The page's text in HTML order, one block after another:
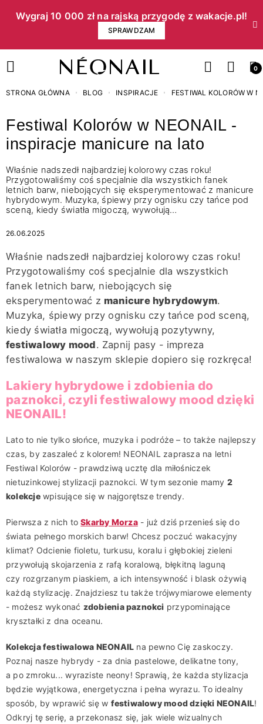
Wygraj 10 000 zł na rajską przygodę z wakacje.pl!​
SPRAWDZAM
0
STRONA GŁÓWNA BLOG INSPIRACJE FESTIWAL KOLORÓW W
Festiwal Kolorów w NEONAIL -
inspiracje manicure na lato
Właśnie nadszedł najbardziej kolorowy czas roku!
Przygotowaliśmy coś specjalnie dla wszystkich fanek
letnich barw, niebojących się eksperymentować z manicure
hybrydowym. Muzyka, śpiewy przy ognisku czy tańce pod
sceną, kiedy światła migoczą, wywołują…
26.06.2025
Właśnie nadszedł najbardziej kolorowy czas roku!
Przygotowaliśmy coś specjalnie dla wszystkich
fanek letnich barw, niebojących się
eksperymentować z manicure hybrydowym.
Muzyka, śpiewy przy ognisku czy tańce pod sceną,
kiedy światła migoczą, wywołują pozytywny,
festiwalowy mood. Zapnij pasy - impreza
festiwalowa w naszym sklepie dopiero się rozkręca!
Lakiery hybrydowe i zdobienia do
paznokci, czyli festiwalowy mood dzięki
NEONAIL!
Lato to nie tylko słońce, muzyka i podróże – to także najlepszy
czas, by zaszaleć z kolorem! NEONAIL zaprasza na letni
Festiwal Kolorów - prawdziwą ucztę dla miłośniczek
nietuzinkowej stylizacji paznokci. W tym sezonie mamy 2
kolekcjewpisujące się w najgorętsze trendy.
Pierwsza z nich toSkarby Morza- już dziś przenieś się do
świata pełnego morskich barw! Chcesz poczuć wakacyjny
klimat? Odcienie fioletu, turkusu, koralu i głębokiej zieleni
przywołują skojarzenia z rafą koralową, błękitną laguną
czy rozgrzanym piaskiem, a ich intensywność i blask ożywią
każdą stylizację. Znajdziesz tu także trójwymiarowe elementy
- możesz wykonać zdobienia paznokci przypominające
kryształki z dna oceanu.
Kolekcja festiwalowa NEONAIL na pewno Cię zaskoczy.
Poznaj nasze hybrydy - za dnia pastelowe, delikatne tony,
a po zmroku... wyraziste neony! Sprawią, że każda stylizacja
będzie wyjątkowa, energetyczna i pełna wyrazu. To idealny
sposób, by wprawić się w festiwalowy mood dzięki NEONAIL!
Odkryj tę serię, a przekonasz się, jak wiele wizualnych